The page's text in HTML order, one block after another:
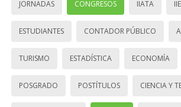
JORNADAS CONGRESOS IIATA IIE
ESTUDIANTES CONTADOR PÚBLICO
TURISMO ESTADÍSTICA ECONOMÍA
POSGRADO POSTÍTULOS CIENCIA Y